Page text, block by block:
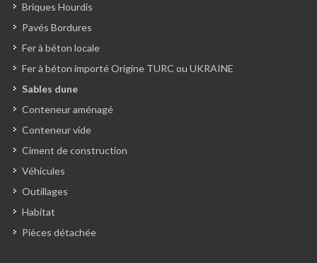
Briques Hourdis
Pavés Bordures
Fer à béton locale
Fer à béton importé Origine TURC ou UKRAINE
Sables dune
Conteneur aménagé
Conteneur vide
Ciment de construction
Véhicules
Outillages
Habitat
Pièces détachée